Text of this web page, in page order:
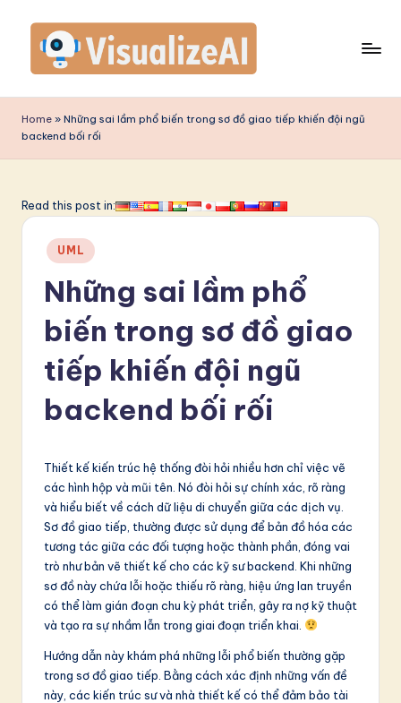
content
is
u
li
A
ie
m
L
Home » Những sai lầm phổ biến trong sơ đồ giao tiếp khiến đội ngũ
backend bối rối
Read this post in:
Posted
in
UML
Những sai lầm phổ
biến trong sơ đồ giao
tiếp khiến đội ngũ
backend bối rối
Thiết kế kiến trúc hệ thống đòi hỏi nhiều hơn chỉ việc vẽ
các hình hộp và mũi tên. Nó đòi hỏi sự chính xác, rõ ràng
và hiểu biết về cách dữ liệu di chuyển giữa các dịch vụ.
Sơ đồ giao tiếp, thường được sử dụng để bản đồ hóa các
tương tác giữa các đối tượng hoặc thành phần, đóng vai
trò như bản vẽ thiết kế cho các kỹ sư backend. Khi những
sơ đồ này chứa lỗi hoặc thiếu rõ ràng, hiệu ứng lan truyền
có thể làm gián đoạn chu kỳ phát triển, gây ra nợ kỹ thuật
và tạo ra sự nhầm lẫn trong giai đoạn triển khai.
Hướng dẫn này khám phá những lỗi phổ biến thường gặp
trong sơ đồ giao tiếp. Bằng cách xác định những vấn đề
này, các kiến trúc sư và nhà thiết kế có thể đảm bảo tài